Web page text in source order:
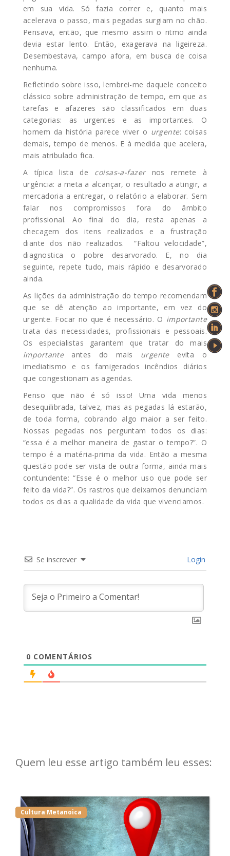
em sua vida. Só fazia correr e, quanto mais
acelerava o passo, mais pegadas surgiam no chão.
Pensava, então, que mesmo assim o ritmo ainda
devia estar lento. Então, exagerava na ligeireza.
Desembestava, campo afora, em busca de coisa
nenhuma.
Refletindo sobre isso, lembrei-me daquele conceito
clássico sobre administração de tempo, em que as
tarefas e afazeres são classificados em duas
categorias: as urgentes e as importantes. O
homem da história parece viver o urgente: coisas
demais, tempo de menos. E à medida que acelera,
mais atribulado fica.
A típica lista de coisas-a-fazer nos remete à
urgência: a meta a alcançar, o resultado a atingir, a
mercadoria a entregar, o relatório a elaborar. Sem
falar nos compromissos fora do âmbito
profissional. Ao final do dia, resta apenas a
checagem dos itens realizados e a frustração
diante dos não realizados. “Faltou velocidade”,
diagnostica o pobre desarvorado. E, no dia
seguinte, repete tudo, mais rápido e desarvorado
ainda.
As lições da administração do tempo recomendam
que se dê atenção ao importante, em vez do
urgente. Focar no que é necessário. O importante
trata das necessidades, profissionais e pessoais.
Os especialistas garantem que tratar do mais
importante antes do mais urgente evita o
imediatismo e os famigerados incêndios diários
que congestionam as agendas.
Penso que não é só isso! Uma vida menos
desequilibrada, talvez, mas as pegadas lá estarão,
de toda forma, cobrando algo maior a ser feito.
Nossas pegadas nos perguntam todos os dias:
“essa é a melhor maneira de gastar o tempo?”. O
tempo é a matéria-prima da vida. Então a mesma
questão pode ser vista de outra forma, ainda mais
contundente: “Esse é o melhor uso que pode ser
feito da vida?”. Os rastros que deixamos denunciam
todos os dias a qualidade da vida que vivenciamos.
Se inscrever Login
0 COMENTÁRIOS
Quem leu esse artigo também leu esses:
Cultura Metanoica